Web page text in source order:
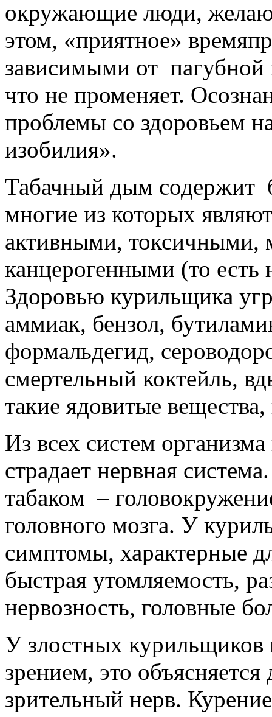
окружающие люди,
этом, «приятное»
зависимыми от
что не променяет.
проблемы со здоровьем
изобилия».
Табачный дым содержит
многие из которых
активными, токсичными,
канцерогенными (то есть
Здоровью курильщика
аммиак, бензол,
формальдегид,
смертельный коктейль,
такие ядовитые
Из всех систем
страдает нервная
табаком –
головного мозга. У
симптомы, характерные
быстрая утомляемость,
нервозность, головные
У злостных
зрением, это
зрительный нерв.